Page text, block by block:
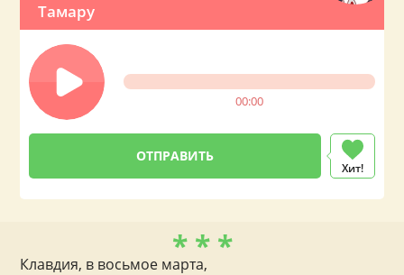
Тамару
00:00
Хит!
* * *
Клавдия, в восьмое марта,